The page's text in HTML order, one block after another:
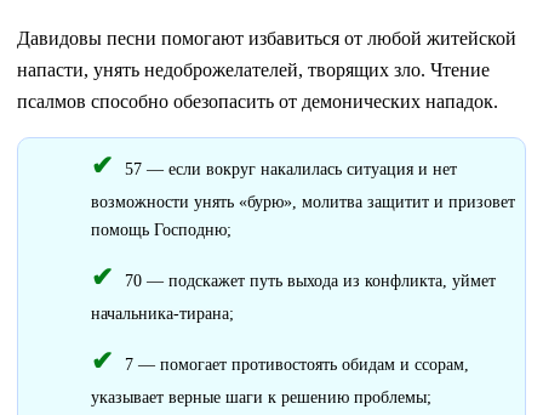
Давидовы песни помогают избавиться от любой житейской
напасти, унять недоброжелателей, творящих зло. Чтение
псалмов способно обезопасить от демонических нападок.
57 — если вокруг накалилась ситуация и нет
возможности унять «бурю», молитва защитит и призовет
помощь Господню;
70 — подскажет путь выхода из конфликта, уймет
начальника-тирана;
7 — помогает противостоять обидам и ссорам,
указывает верные шаги к решению проблемы;